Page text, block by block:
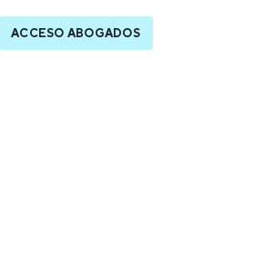
ACCESO ABOGADOS